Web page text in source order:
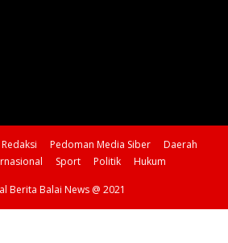
Redaksi Pedoman Media Siber
Daerah
Sport Politik Hukum
Berita Balai News @ 2021